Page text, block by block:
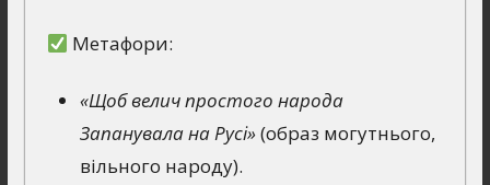
Метафори:
«Щоб велич простого народа
Запанувала на Русі»(образ могутнього,
вільного народу).